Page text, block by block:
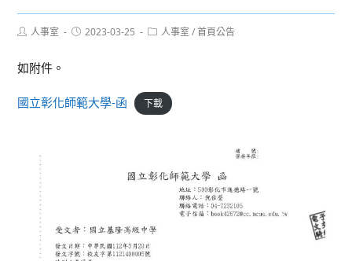
Post人事室
Post2023-03-25
Post人事室 / 首頁公告
如附件。
國立彰化師範大學-函 下載